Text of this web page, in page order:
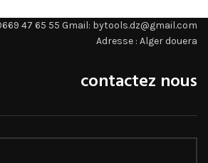
47 65 55 Gmail: bytools.dz@gmail.com
Adresse : Alger douera
contactez nous